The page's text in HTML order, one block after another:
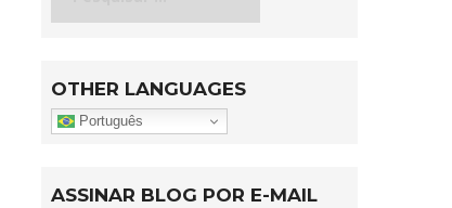
OTHER LANGUAGES
Português
ASSINAR BLOG POR E-MAIL